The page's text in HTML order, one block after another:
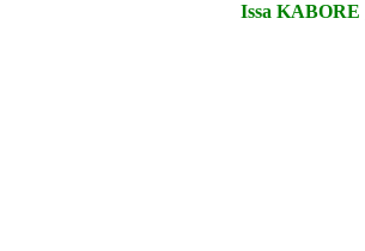
Issa KABORE